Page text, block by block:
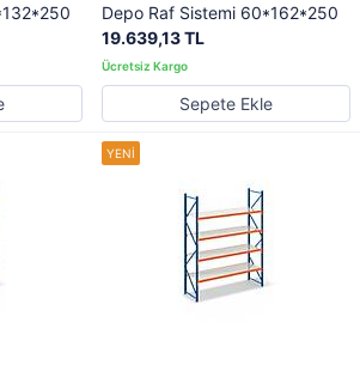
Depo Raf Sistemi 60*162*250
19.639,13 TL
Sepete Ekle